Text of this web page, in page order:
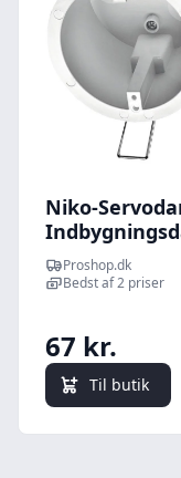
Niko-
til 41-4xx/80x
Proshop.dk
Bedst af 2 priser
67 kr.
Til butik